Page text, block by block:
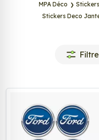
MPA Déco
Stickers Deco